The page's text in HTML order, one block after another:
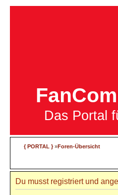
Das Portal
{ PORTAL }»Foren-Übersicht
Du musst registriert und